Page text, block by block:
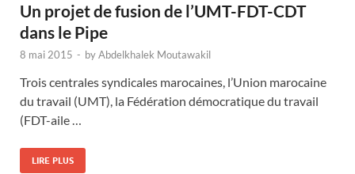
Un projet de fusion de l’UMT-FDT-CDT
dans le Pipe
8 mai 2015 - byAbdelkhalek Moutawakil
Trois centrales syndicales marocaines, l’Union marocaine
du travail (UMT), la Fédération démocratique du travail
(FDT-aile …
LIRE PLUS